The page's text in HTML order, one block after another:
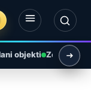
objekti Zemlja i